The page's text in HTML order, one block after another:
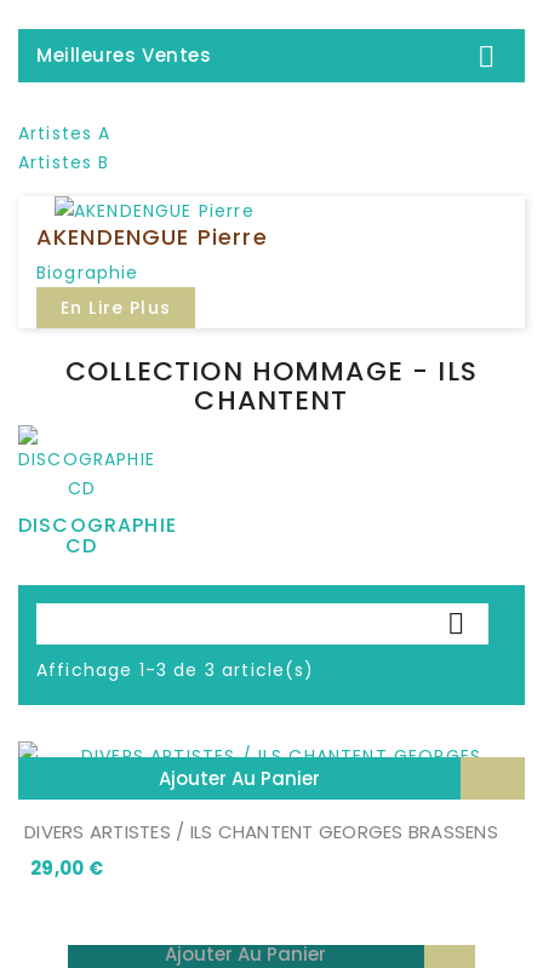
Meilleures Ventes 
Artistes A
Artistes B
AKENDENGUE Pierre
Biographie
En Lire Plus
COLLECTION HOMMAGE - ILS
CHANTENT
DISCOGRAPHIE
CD

Affichage 1-3 de 3 article(s)
Ajouter Au Panier
DIVERS ARTISTES / ILS CHANTENT GEORGES BRASSENS
29,00 €Prix
Ajouter Au Panier